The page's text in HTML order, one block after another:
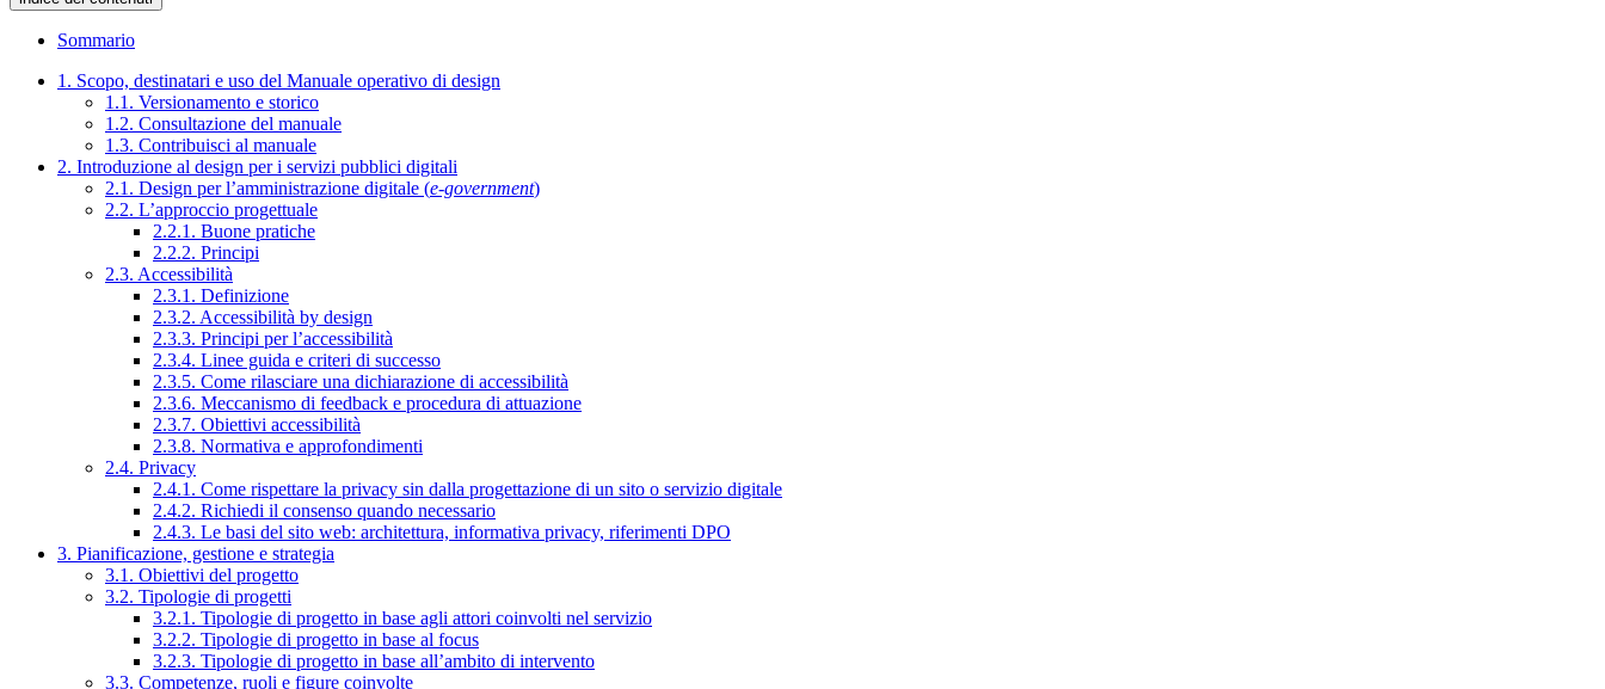
Sommario
1. Scopo, destinatari e uso del Manuale operativo di design
1.1. Versionamento e storico
1.2. Consultazione del manuale
1.3. Contribuisci al manuale
2. Introduzione al design per i servizi pubblici digitali
2.1. Design per l’amministrazione digitale (e-government)
2.2. L’approccio progettuale
2.2.1. Buone pratiche
2.2.2. Principi
2.3. Accessibilità
2.3.1. Definizione
2.3.2. Accessibilità by design
2.3.3. Principi per l’accessibilità
2.3.4. Linee guida e criteri di successo
2.3.5. Come rilasciare una dichiarazione di accessibilità
2.3.6. Meccanismo di feedback e procedura di attuazione
2.3.7. Obiettivi accessibilità
2.3.8. Normativa e approfondimenti
2.4. Privacy
2.4.1. Come rispettare la privacy sin dalla progettazione di un sito o servizio digitale
2.4.2. Richiedi il consenso quando necessario
2.4.3. Le basi del sito web: architettura, informativa privacy, riferimenti DPO
3. Pianificazione, gestione e strategia
3.1. Obiettivi del progetto
3.2. Tipologie di progetti
3.2.1. Tipologie di progetto in base agli attori coinvolti nel servizio
3.2.2. Tipologie di progetto in base al focus
3.2.3. Tipologie di progetto in base all’ambito di intervento
3.3. Competenze, ruoli e figure coinvolte